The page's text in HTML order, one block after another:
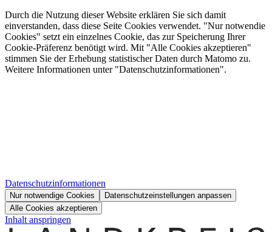
Durch die Nutzung dieser Website erklären Sie sich damit
einverstanden, dass diese Seite Cookies verwendet. "Nur notwendie
Cookies" setzt ein einzelnes Cookie, das zur Speicherung Ihrer
Cookie-Präferenz benötigt wird. Mit "Alle Cookies akzeptieren"
stimmen Sie der Erhebung statistischer Daten durch Matomo zu.
Weitere Informationen unter "Datenschutzinformationen".
Datenschutzinformationen
Nur notwendige Cookies
Datenschutzeinstellungen anpassen
Alle Cookies akzeptieren
Inhalt anspringen